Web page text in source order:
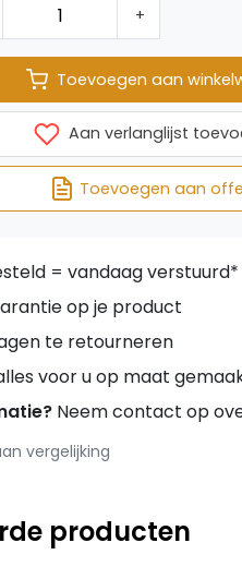
+
Toevoegen aan
Aan verlanglijst
Toevoegen aan
= vandaag verstuurd*
op je product
te retourneren
voor u op maat
Neem contact op
vergelijking
producten